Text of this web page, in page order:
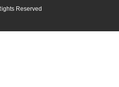
Reserved